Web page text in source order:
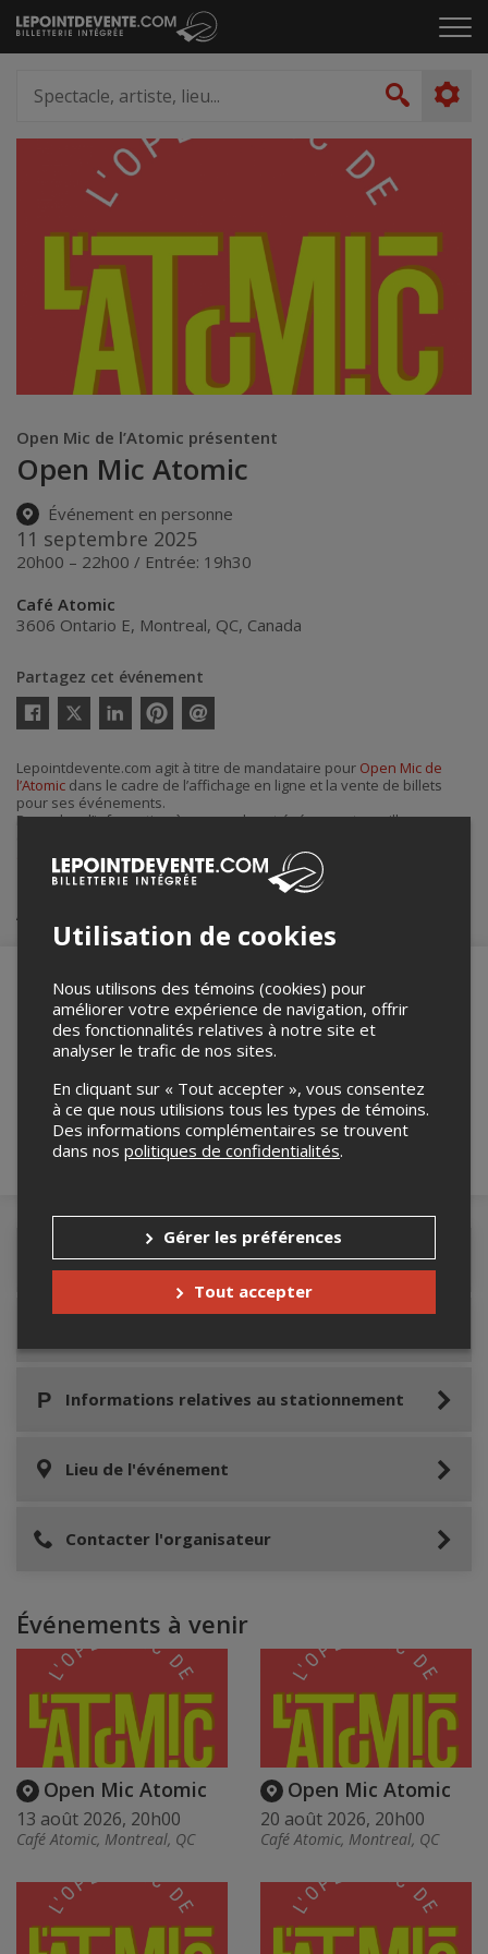
Passer
au
le
artiste,
lieu...
Open Mic de l’Atomic présentent
Open Mic Atomic
Événement en personne
11 septembre 2025
20h00 – 22h00 / Entrée: 19h30
Café Atomic
3606 Ontario E, Montreal, QC, Canada
Partagez cet événement
Twitter
courriel
Lepointdevente.com agit à titre de mandataire pour Open Mic de
l’Atomic dans le cadre de l’affichage en ligne et la vente de billets
pour ses événements.
Pour plus d’information à propos de cet événement, veuillez
alexandra1600@hotmail.com.
Achat de billets
Merci de confirmer que vous n'êtes pas un
robot ci-bas.
Détails de l'événement
Informations relatives au stationnement
Lieu de l'événement
Contacter l'organisateur
Événements à venir
Open Mic Atomic
13 août 2026, 20h00
Café Atomic, Montreal, QC
Open Mic Atomic
20 août 2026, 20h00
Café Atomic, Montreal, QC
Utilisation de cookies
Nous utilisons des témoins (cookies) pour
améliorer votre expérience de navigation, offrir
des fonctionnalités relatives à notre site et
analyser le trafic de nos sites.
En cliquant sur « Tout accepter », vous consentez
à ce que nous utilisions tous les types de témoins.
Des informations complémentaires se trouvent
dans nos politiques de confidentialités.
Gérer les préférences
Tout accepter